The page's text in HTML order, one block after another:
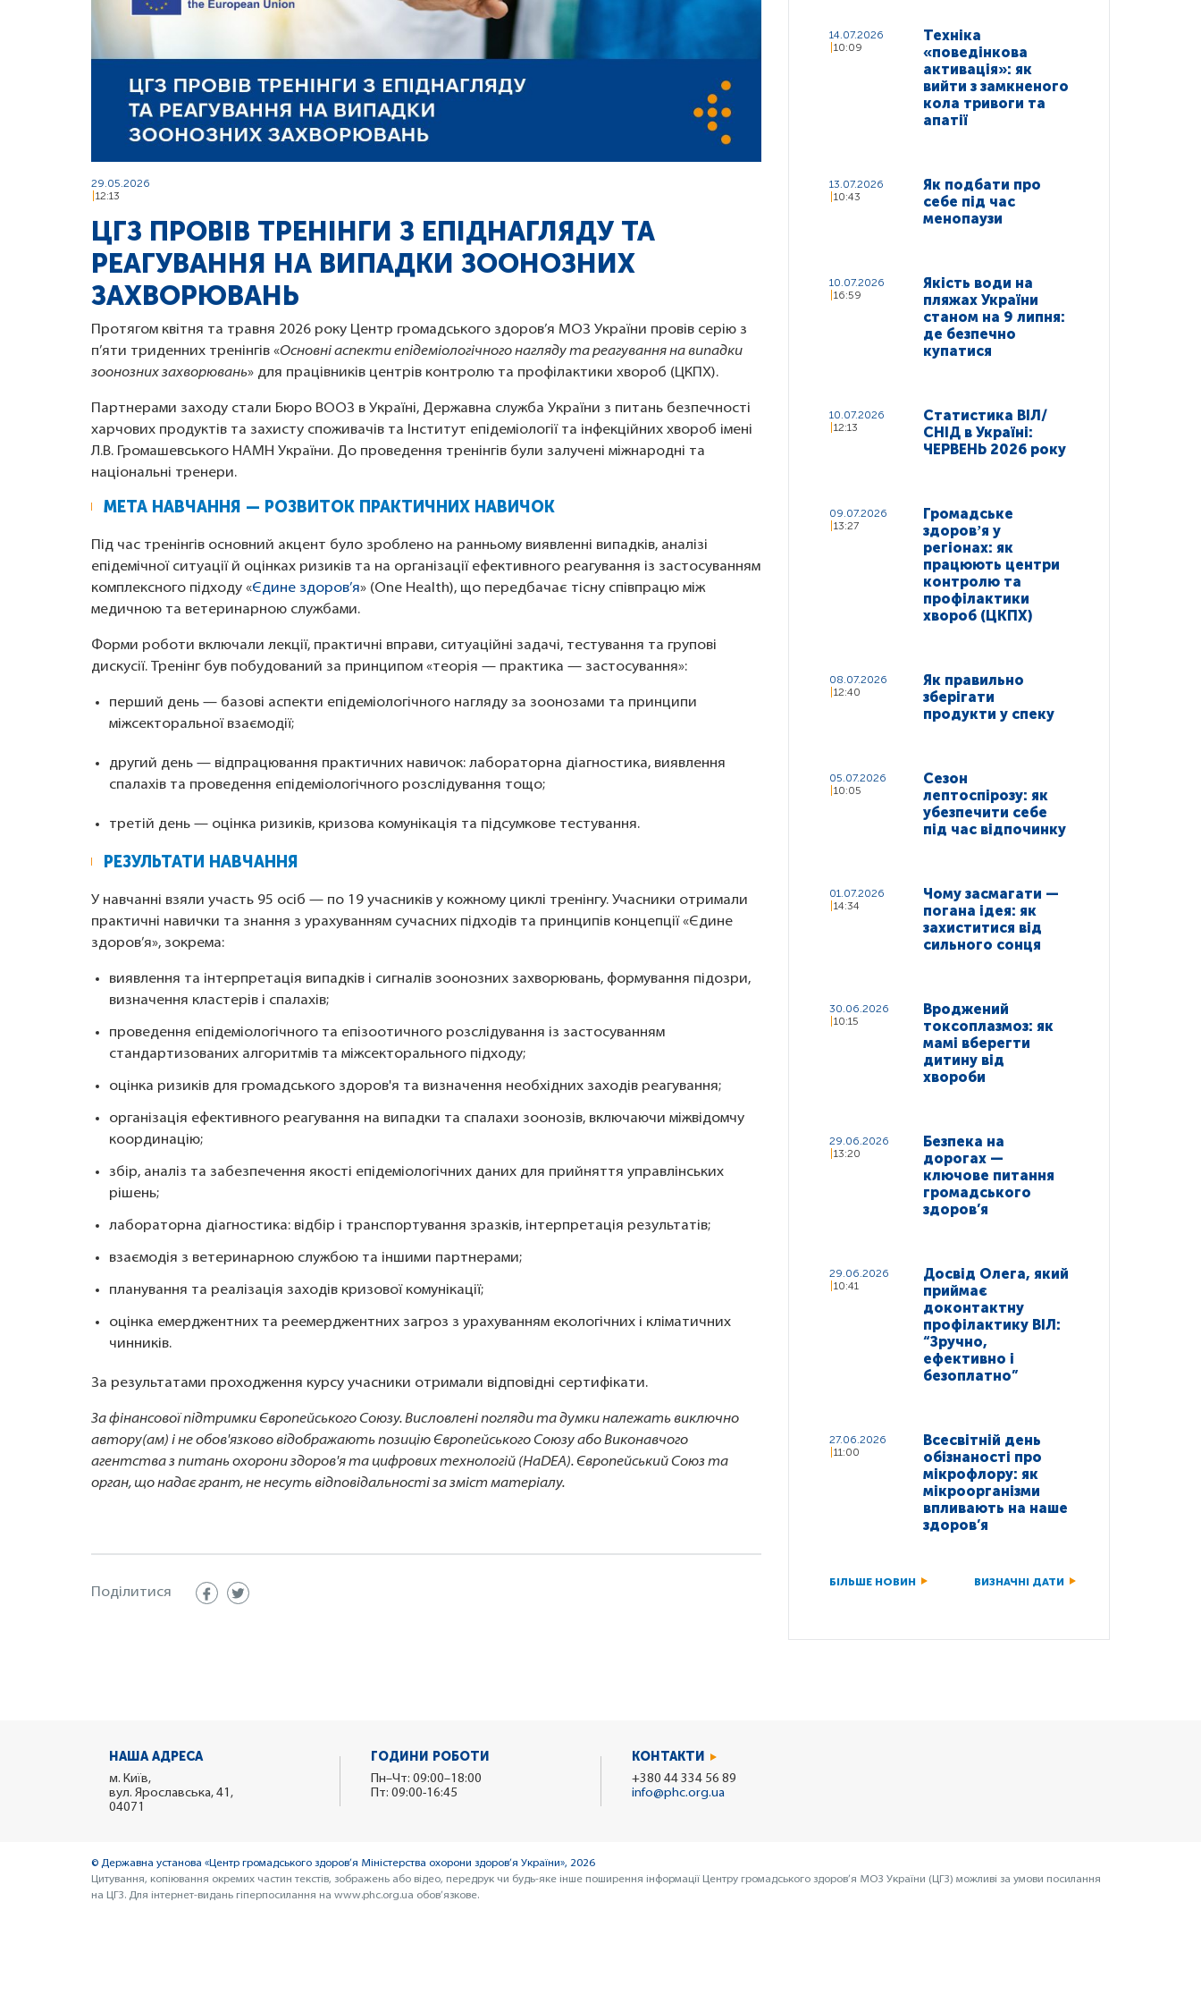
29.05.2026
12:13
ЦГЗ ПРОВІВ ТРЕНІНГИ З ЕПІДНАГЛЯДУ ТА
РЕАГУВАННЯ НА ВИПАДКИ ЗООНОЗНИХ
ЗАХВОРЮВАНЬ
Протягом квітня та травня 2026 року Центр громадського здоров’я МОЗ України провів серію з
п’яти триденних тренінгів «Основні аспекти епідеміологічного нагляду та реагування на випадки
зоонозних захворювань» для працівників центрів контролю та профілактики хвороб (ЦКПХ).
Партнерами заходу стали Бюро ВООЗ в Україні, Державна служба України з питань безпечності
харчових продуктів та захисту споживачів та Інститут епідеміології та інфекційних хвороб імені
Л.В. Громашевського НАМН України. До проведення тренінгів були залучені міжнародні та
національні тренери.
МЕТА НАВЧАННЯ — РОЗВИТОК ПРАКТИЧНИХ НАВИЧОК
Під час тренінгів основний акцент було зроблено на ранньому виявленні випадків, аналізі
епідемічної ситуації й оцінках ризиків та на організації ефективного реагування із застосуванням
комплексного підходу «Єдине здоров’я» (One Health), що передбачає тісну співпрацю між
медичною та ветеринарною службами.
Форми роботи включали лекції, практичні вправи, ситуаційні задачі, тестування та групові
дискусії. Тренінг був побудований за принципом «теорія — практика — застосування»:
перший день — базові аспекти епідеміологічного нагляду за зоонозами та принципи
міжсекторальної взаємодії;
другий день — відпрацювання практичних навичок: лабораторна діагностика, виявлення
спалахів та проведення епідеміологічного розслідування тощо;
третій день — оцінка ризиків, кризова комунікація та підсумкове тестування.
РЕЗУЛЬТАТИ НАВЧАННЯ
У навчанні взяли участь 95 осіб — по 19 учасників у кожному циклі тренінгу. Учасники отримали
практичні навички та знання з урахуванням сучасних підходів та принципів концепції «Єдине
здоров’я», зокрема:
виявлення та інтерпретація випадків і сигналів зоонозних захворювань, формування підозри,
визначення кластерів і спалахів;
проведення епідеміологічного та епізоотичного розслідування із застосуванням
стандартизованих алгоритмів та міжсекторального підходу;
оцінка ризиків для громадського здоров'я та визначення необхідних заходів реагування;
організація ефективного реагування на випадки та спалахи зоонозів, включаючи міжвідомчу
координацію;
збір, аналіз та забезпечення якості епідеміологічних даних для прийняття управлінських
рішень;
лабораторна діагностика: відбір і транспортування зразків, інтерпретація результатів;
взаємодія з ветеринарною службою та іншими партнерами;
планування та реалізація заходів кризової комунікації;
оцінка емерджентних та реемерджентних загроз з урахуванням екологічних і кліматичних
чинників.
За результатами проходження курсу учасники отримали відповідні сертифікати.
За фінансової підтримки Європейського Союзу. Висловлені погляди та думки належать виключно
автору(ам) і не обов'язково відображають позицію Європейського Союзу або Виконавчого
агентства з питань охорони здоров'я та цифрових технологій (HaDEA). Європейський Союз та
орган, що надає грант, не несуть відповідальності за зміст матеріалу.
Поділитися
14.07.2026
10:09
Техніка
«поведінкова
активація»: як
вийти з замкненого
кола тривоги та
апатії
13.07.2026
10:43
Як подбати про
себе під час
менопаузи
10.07.2026
16:59
Якість води на
пляжах України
станом на 9 липня:
де безпечно
купатися
10.07.2026
12:13
Статистика ВІЛ/
СНІД в Україні:
ЧЕРВЕНЬ 2026 року
09.07.2026
13:27
Громадське
здоровʼя у
регіонах: як
працюють центри
контролю та
профілактики
хвороб (ЦКПХ)
08.07.2026
12:40
Як правильно
зберігати
продукти у спеку
05.07.2026
10:05
Сезон
лептоспірозу: як
убезпечити себе
під час відпочинку
01.07.2026
14:34
Чому засмагати —
погана ідея: як
захиститися від
сильного сонця
30.06.2026
10:15
Вроджений
токсоплазмоз: як
мамі вберегти
дитину від
хвороби
29.06.2026
13:20
Безпека на
дорогах —
ключове питання
громадського
здоров’я
29.06.2026
10:41
Досвід Олега, який
приймає
доконтактну
профілактику ВІЛ:
“Зручно,
ефективно і
безоплатно”
27.06.2026
11:00
Всесвітній день
обізнаності про
мікрофлору: як
мікроорганізми
впливають на наше
здоров’я
БІЛЬШЕ НОВИН ВИЗНАЧНІ ДАТИ
НАША АДРЕСА
м. Київ,
вул. Ярославська, 41,
04071
ГОДИНИ РОБОТИ
Пн–Чт: 09:00–18:00
Пт: 09:00-16:45
КОНТАКТИ
+380 44 334 56 89
info@phc.org.ua
© Державна установа «Центр громадського здоров’я Міністерства охорони здоров’я України», 2026
Цитування, копіювання окремих частин текстів, зображень або відео, передрук чи будь-яке інше поширення інформації Центру громадського здоров’я МОЗ України (ЦГЗ) можливі за умови посилання
на ЦГЗ. Для інтернет-видань гіперпосилання на www.phc.org.ua обов’язкове.